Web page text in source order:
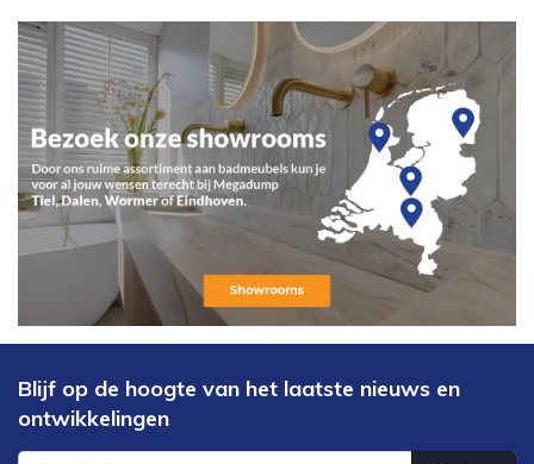
Blijf op de hoogte van het laatste nieuws en
ontwikkelingen